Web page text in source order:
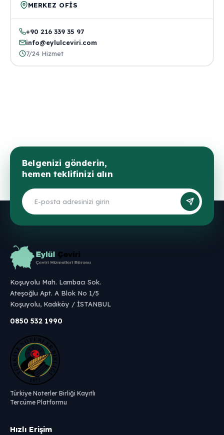
MERKEZ OFIS
+90 216 339 35 97
info@eylulceviri.com
7/24 Hizmet
Belgenizi gönderin,
hemen teklifinizi alın
Koşuyolu Mah. Lambacı Sok.
Ateşoğlu Apt. A Blok No 1/5
Koşuyolu, Kadıköy / İSTANBUL
0850 532 1990
Türkiye Noterler Birliği Kayıtlı
Tercüme Platformu
Hızlı Erişim